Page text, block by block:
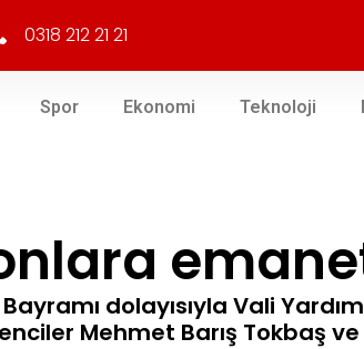
0318 212 21 21
Spor Ekonomi Teknoloji
dolayısıyla Vali
Mehmet Barış Tokbaş ve